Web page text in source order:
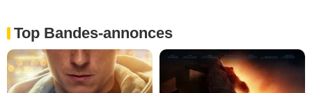
Top Bandes-annonces